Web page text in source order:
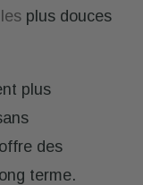
plus douces
plus
des
terme.